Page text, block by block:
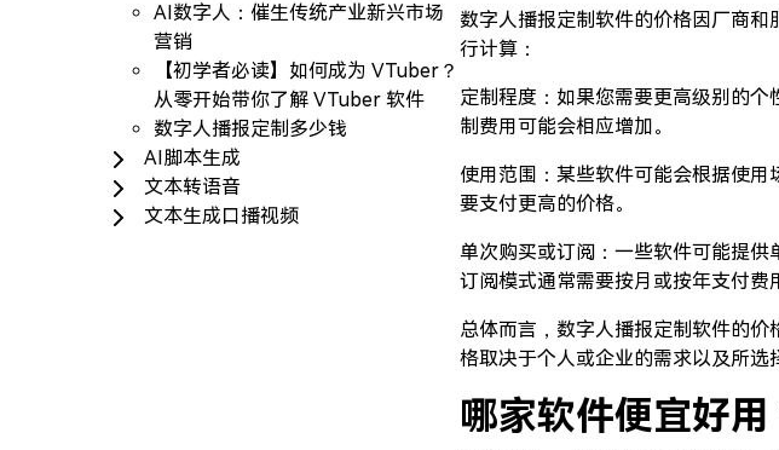
AI数字人：催生传统产业新兴市场
营销
【初学者必读】如何成为 VTuber？
从零开始带你了解 VTuber 软件
数字人播报定制多少钱
AI脚本生成
文本转语音
文本生成口播视频
数字人播报定制软件的价格因厂商
行计算：
定制程度：如果您需要更高级别的
制费用可能会相应增加。
使用范围：某些软件可能会根据使
要支付更高的价格。
单次购买或订阅：一些软件可能提供
订阅模式通常需要按月或按年支付费
总体而言，数字人播报定制软件的
格取决于个人或企业的需求以及所选
哪家软件便宜好用